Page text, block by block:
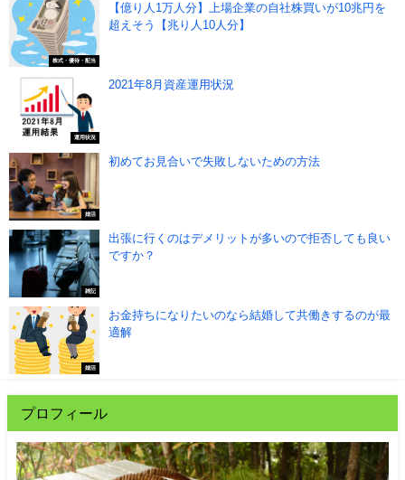
株式・優待・配当
【億り人1万人分】上場企業の自社株買いが10兆円を
超えそう【兆り人10人分】
運用状況
2021年8月資産運用状況
婚活
初めてお見合いで失敗しないための方法
雑記
出張に行くのはデメリットが多いので拒否しても良い
ですか？
婚活
お金持ちになりたいのなら結婚して共働きするのが最
適解
プロフィール